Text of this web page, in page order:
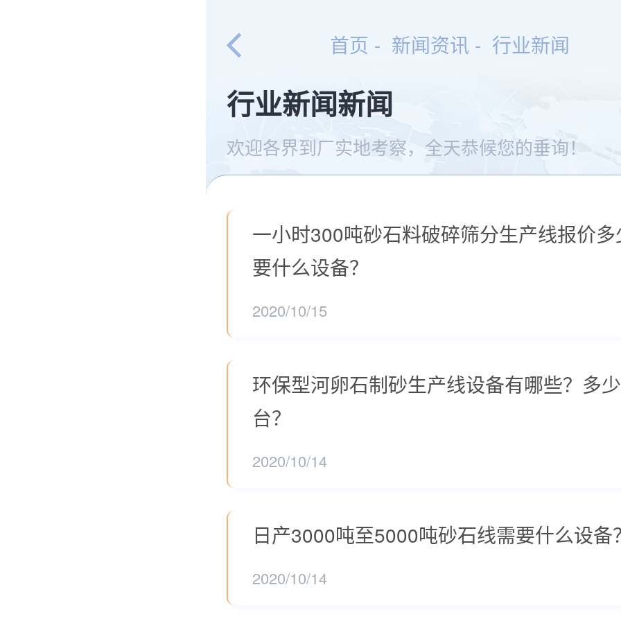
首页 - 新闻资讯 - 行业新闻
行业新闻新闻
欢迎各界到厂实地考察，全天恭候您的垂询！
一小时300吨砂石料破碎筛分生产线报价
要什么设备？
2020/10/15
环保型河卵石制砂生产线设备有哪些？多
台？
2020/10/14
日产3000吨至5000吨砂石线需要什么设备
2020/10/14